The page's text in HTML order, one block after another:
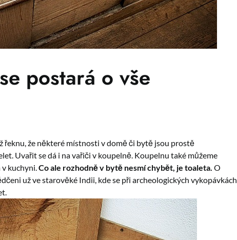
postará o vše
řeknu, že některé místnosti v domě či bytě jsou prostě
Uvařit se dá i na vařiči v koupelně. Koupelnu také můžeme
v kuchyni.Co ale rozhodně v bytě nesmí chybět, je toaleta. O
už ve starověké Indii, kde se při archeologických vykopávkách